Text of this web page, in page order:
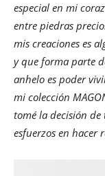
especial en mi
entre piedras
mis creaciones es
y que forma parte
anhelo es poder
mi colección
tomé la decisión
esfuerzos en hacer